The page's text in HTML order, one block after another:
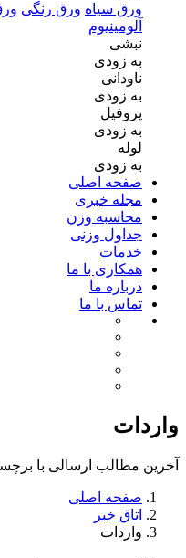
ورق سیاه ورق رنگی
آلومینیوم
نبشی
به زودی
ناودانی
به زودی
پروفیل
به زودی
لوله
به زودی
صفحه اصلی
مجله خبری
محاسبه وزن
جداول وزنی
خدمات
همکاری با ما
درباره ما
تماس با ما
واردات
آخرین مطالب ارسالی با
صفحه اصلی
اتاق خبر
واردات